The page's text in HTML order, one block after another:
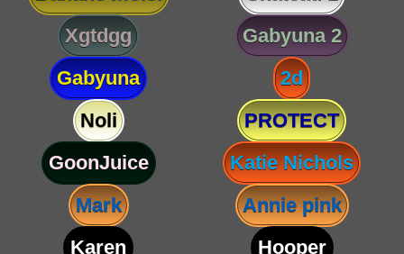
Xgtdgg
Gabyuna 2
Gabyuna
2d
Noli
PROTECT
GoonJuice
Katie Nichols
Mark
Annie pink
Karen
Hooper